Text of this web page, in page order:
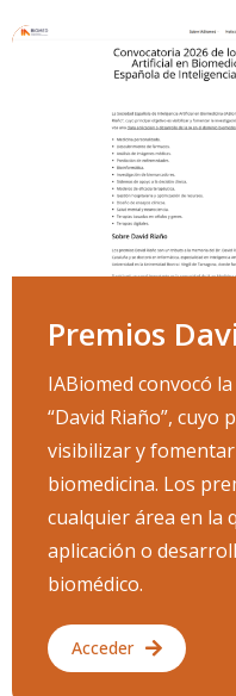
Premios
IABiomed convocó
“David Riaño”, cuyo
visibilizar y
biomedicina. Los
cualquier área en la
aplicación o
biomédico.
Acceder